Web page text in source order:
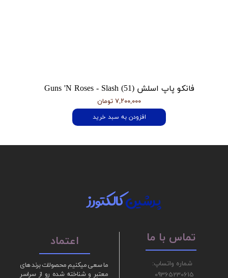
فانکو پاپ اسلش Guns 'N Roses - Slash (51)
۷,۲۰۰,۰۰۰ تومان
افزودن به سبد خرید
ما سعی میکنیم محصولات برند های
معتبر و شناخته شده رو از سراسر
پرشینکالکتورز
شماره واتساپ:
09365230615
تماس با ما اعتماد